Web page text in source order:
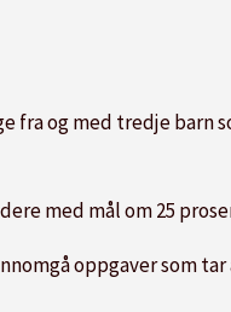
fra og med tredje barn
med mål om 25
oppgaver som